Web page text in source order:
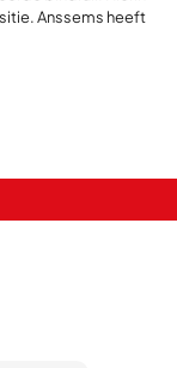
Anssems heeft